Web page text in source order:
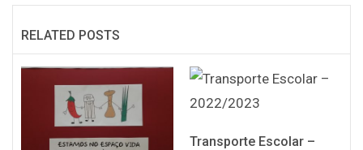
RELATED POSTS
Transporte Escolar –